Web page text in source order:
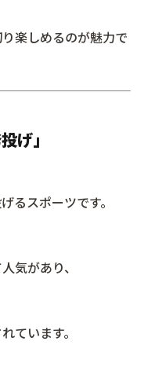
楽しめるのが魅力で
げ」
るスポーツです。
気があり、
ています。